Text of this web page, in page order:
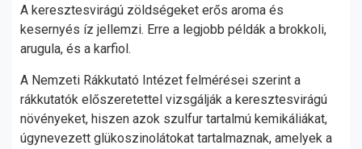
A keresztesvirágú zöldségeket erős aroma és
kesernyés íz jellemzi. Erre a legjobb példák a brokkoli,
arugula, és a karfiol.
A Nemzeti Rákkutató Intézet felmérései szerint a
rákkutatók előszeretettel vizsgálják a keresztesvirágú
növényeket, hiszen azok szulfur tartalmú kemikáliákat,
úgynevezett glükoszinolátokat tartalmaznak, amelyek a